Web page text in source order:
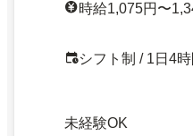
時給1,075円〜
シフト制 / 1日4
未経験OK